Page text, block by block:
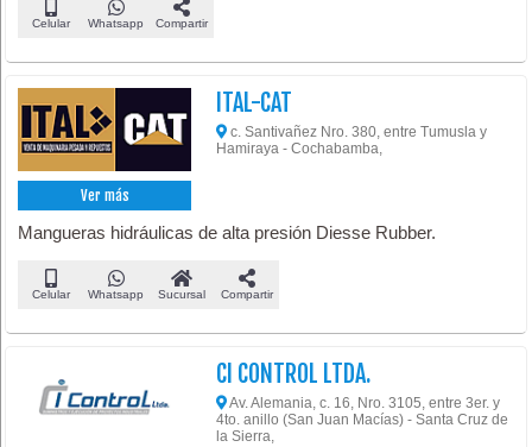
Celular Whatsapp Compartir
Ver más
ITAL-CAT
c. Santivañez Nro. 380, entre Tumusla y
Hamiraya - Cochabamba,
Mangueras hidráulicas de alta presión Diesse Rubber.
Celular Whatsapp Sucursal Compartir
CI CONTROL LTDA.
Av. Alemania, c. 16, Nro. 3105, entre 3er. y
4to. anillo (San Juan Macías) - Santa Cruz de
la Sierra,